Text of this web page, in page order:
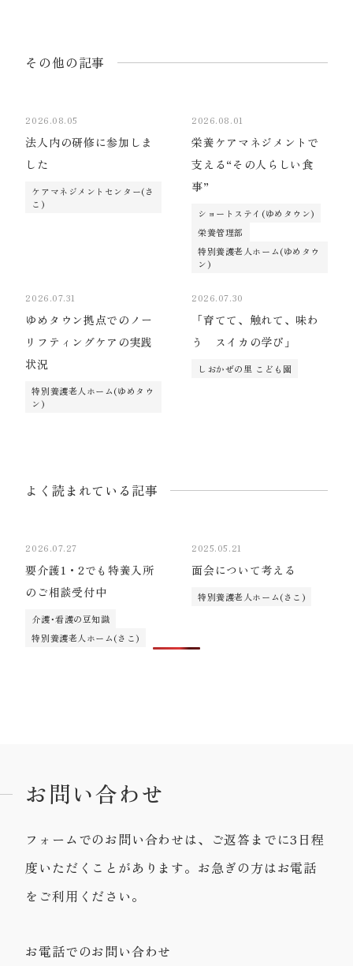
その他の記事
2026.08.05
法人内の研修に参加しま
した
ケアマネジメントセンター(さ
こ)
2026.08.01
栄養ケアマネジメントで
支える“その人らしい食
事”
ショートステイ(ゆめタウン)
栄養管理部
特別養護老人ホーム(ゆめタウ
ン)
2026.07.31
ゆめタウン拠点でのノー
リフティングケアの実践
状況
特別養護老人ホーム(ゆめタウ
ン)
2026.07.30
「育てて、触れて、味わ
う スイカの学び」
しおかぜの里 こども園
よく読まれている記事
2026.07.27
要介護1・2でも特養入所
のご相談受付中
介護･看護の豆知識
特別養護老人ホーム(さこ)
2025.05.21
面会について考える
特別養護老人ホーム(さこ)
お問い合わせ
フォームでのお問い合わせは、ご返答までに3日程
度いただくことがあります。お急ぎの方はお電話
をご利用ください。
お電話でのお問い合わせ